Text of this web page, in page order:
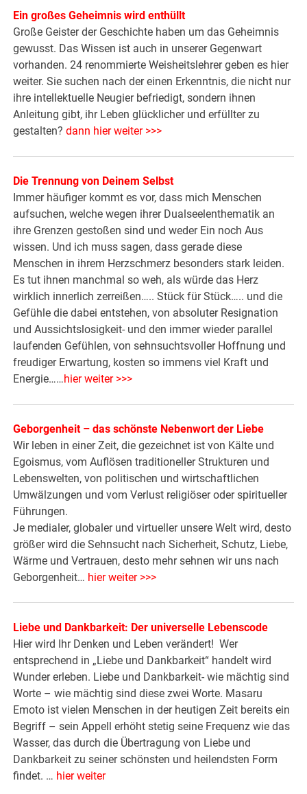
Ein großes Geheimnis wird enthüllt
Große Geister der Geschichte haben um das Geheimnis
gewusst. Das Wissen ist auch in unserer Gegenwart
vorhanden. 24 renommierte Weisheitslehrer geben es hier
weiter. Sie suchen nach der einen Erkenntnis, die nicht nur
ihre intellektuelle Neugier befriedigt, sondern ihnen
Anleitung gibt, ihr Leben glücklicher und erfüllter zu
gestalten?dann hier weiter >>>
Die Trennung von Deinem Selbst
Immer häufiger kommt es vor, dass mich Menschen
aufsuchen, welche wegen ihrer Dualseelenthematik an
ihre Grenzen gestoßen sind und weder Ein noch Aus
wissen. Und ich muss sagen, dass gerade diese
Menschen in ihrem Herzschmerz besonders stark leiden.
Es tut ihnen manchmal so weh, als würde das Herz
wirklich innerlich zerreißen….. Stück für Stück….. und die
Gefühle die dabei entstehen, von absoluter Resignation
und Aussichtslosigkeit- und den immer wieder parallel
laufenden Gefühlen, von sehnsuchtsvoller Hoffnung und
freudiger Erwartung, kosten so immens viel Kraft und
Energie……hier weiter >>>
Geborgenheit – das schönste Nebenwort der Liebe
Wir leben in einer Zeit, die gezeichnet ist von Kälte und
Egoismus, vom Auflösen traditioneller Strukturen und
Lebenswelten, von politischen und wirtschaftlichen
Umwälzungen und vom Verlust religiöser oder spiritueller
Führungen.
Je medialer, globaler und virtueller unsere Welt wird, desto
größer wird die Sehnsucht nach Sicherheit, Schutz, Liebe,
Wärme und Vertrauen, desto mehr sehnen wir uns nach
Geborgenheit… hier weiter >>>
Liebe und Dankbarkeit: Der universelle Lebenscode
Hier wird Ihr Denken und Leben verändert! Wer
entsprechend in „Liebe und Dankbarkeit“ handelt wird
Wunder erleben. Liebe und Dankbarkeit- wie mächtig sind
Worte – wie mächtig sind diese zwei Worte. Masaru
Emoto ist vielen Menschen in der heutigen Zeit bereits ein
Begriff – sein Appell erhöht stetig seine Frequenz wie das
Wasser, das durch die Übertragung von Liebe und
Dankbarkeit zu seiner schönsten und heilendsten Form
findet. … hier weiter